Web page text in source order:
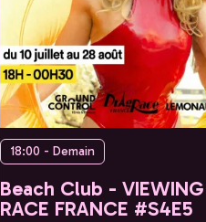
18:00 - Demain
Beach Club - VIEWING
RACE FRANCE #S4E5